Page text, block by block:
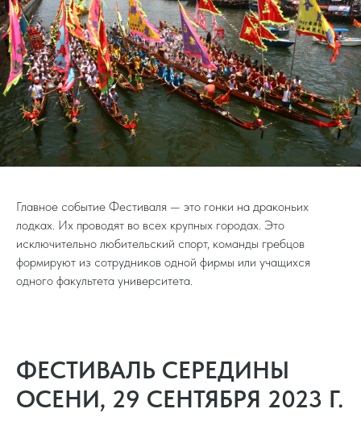
Главное событие Фестиваля — это гонки на драконьих
лодках. Их проводят во всех крупных городах. Это
исключительно любительский спорт, команды гребцов
формируют из сотрудников одной фирмы или учащихся
одного факультета университета.
ФЕСТИВАЛЬ СЕРЕДИНЫ
ОСЕНИ, 29 СЕНТЯБРЯ 2023 Г.